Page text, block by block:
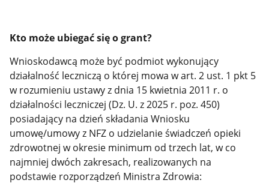
Kto może ubiegać się o grant?
Wnioskodawcą może być podmiot wykonujący
działalność leczniczą o której mowa w art. 2 ust. 1 pkt 5
w rozumieniu ustawy z dnia 15 kwietnia 2011 r. o
działalności leczniczej (Dz. U. z 2025 r. poz. 450)
posiadający na dzień składania Wniosku
umowę/umowy z NFZ o udzielanie świadczeń opieki
zdrowotnej w okresie minimum od trzech lat, w co
najmniej dwóch zakresach, realizowanych na
podstawie rozporządzeń Ministra Zdrowia: